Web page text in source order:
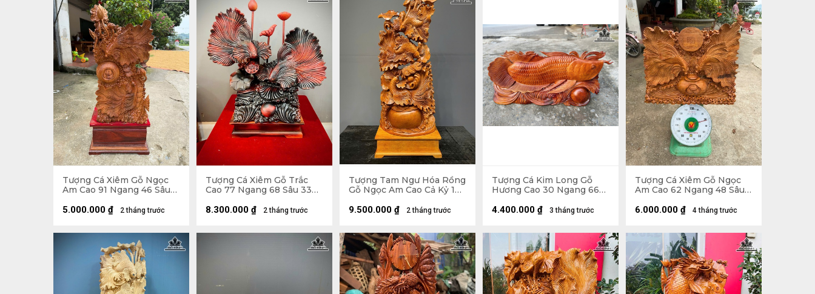
Tượng Cá Xiêm Gỗ Ngọc
Am Cao 91 Ngang 46 Sâu
2 tháng trước
5.000.000 ₫
Tượng Cá Xiêm Gỗ Trắc
Cao 77 Ngang 68 Sâu 33
2 tháng trước
8.300.000 ₫
Tượng Tam Ngư Hóa Rồng
Gỗ Ngọc Am Cao Cả Kỷ 126
Cao 15 (cm)
2 tháng trước
9.500.000 ₫
Tượng Cá Kim Long Gỗ
Hương Cao 30 Ngang 66
3 tháng trước
4.400.000 ₫
Tượng Cá Xiêm Gỗ Ngọc
Am Cao 62 Ngang 48 Sâu
4 tháng trước
6.000.000 ₫